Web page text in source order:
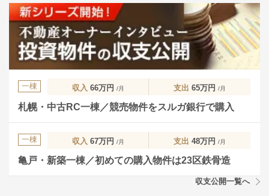
一棟 収入 66万円 /月 支出 65万円 /月
札幌・中古RC一棟／競売物件をスルガ銀行で購入
一棟 収入 67万円 /月 支出 48万円 /月
亀戸・新築一棟／初めての購入物件は23区鉄骨造
収支公開一覧へ